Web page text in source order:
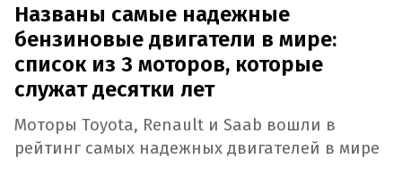
Названы самые надежные
бензиновые двигатели в мире:
список из 3 моторов, которые
служат десятки лет
Моторы Toyota, Renault и Saab вошли в
рейтинг самых надежных двигателей в мире